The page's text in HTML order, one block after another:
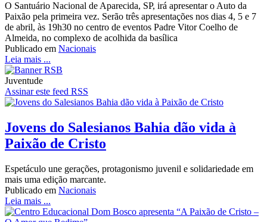
O Santuário Nacional de Aparecida, SP, irá apresentar o Auto da
Paixão pela primeira vez. Serão três apresentações nos dias 4, 5 e 7
de abril, às 19h30 no centro de eventos Padre Vitor Coelho de
Almeida, no complexo de acolhida da basílica
Publicado em Nacionais
Leia mais ...
Juventude
Assinar este feed RSS
Jovens do Salesianos Bahia dão vida à
Paixão de Cristo
Espetáculo une gerações, protagonismo juvenil e solidariedade em
mais uma edição marcante.
Publicado em Nacionais
Leia mais ...